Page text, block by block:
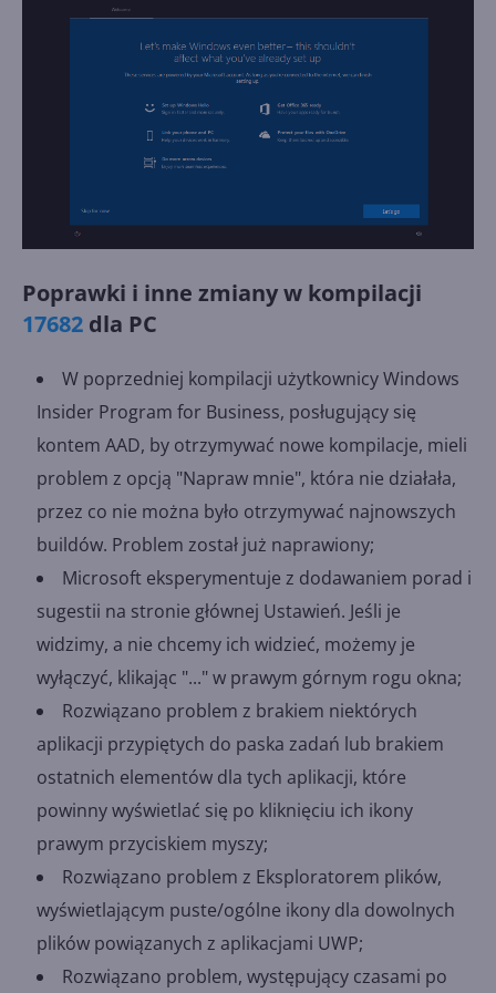
Poprawki i inne zmiany w kompilacji
17682 dla PC
W poprzedniej kompilacji użytkownicy Windows
Insider Program for Business, posługujący się
kontem AAD, by otrzymywać nowe kompilacje, mieli
problem z opcją "Napraw mnie", która nie działała,
przez co nie można było otrzymywać najnowszych
buildów. Problem został już naprawiony;
Microsoft eksperymentuje z dodawaniem porad i
sugestii na stronie głównej Ustawień. Jeśli je
widzimy, a nie chcemy ich widzieć, możemy je
wyłączyć, klikając "..." w prawym górnym rogu okna;
Rozwiązano problem z brakiem niektórych
aplikacji przypiętych do paska zadań lub brakiem
ostatnich elementów dla tych aplikacji, które
powinny wyświetlać się po kliknięciu ich ikony
prawym przyciskiem myszy;
Rozwiązano problem z Eksploratorem plików,
wyświetlającym puste/ogólne ikony dla dowolnych
plików powiązanych z aplikacjami UWP;
Rozwiązano problem, występujący czasami po